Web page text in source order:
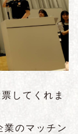
してくれま
業のマッチン